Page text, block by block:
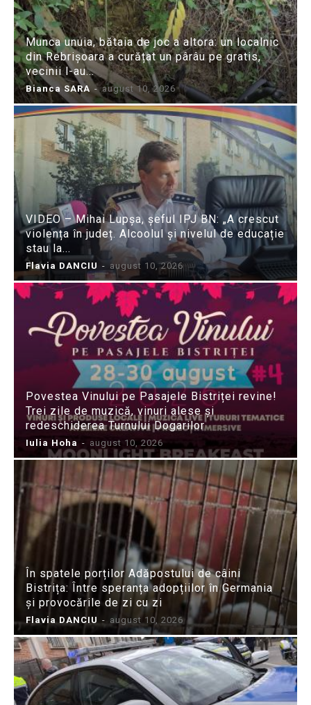
Munca unuia, bătaia de joc a altora: un localnic
din Rebrișoara a curățat un pârâu pe gratis,
vecinii l-au...
Bianca SARA - august 10, 2026
VIDEO – Mihai Lupșa, șeful IPJ BN: „A crescut
violența în județ. Alcoolul și nivelul de educație
stau la...
Flavia DANCIU - august 10, 2026
Povestea Vinului pe Pasajele Bistriței revine!
Trei zile de muzică, vinuri alese și
redeschiderea Turnului Dogarilor
Iulia Hoha - august 10, 2026
În spatele porților Adăpostului de câini
Bistrița: Între speranța adopțiilor în Germania
și provocările de zi cu zi
Flavia DANCIU - august 10, 2026